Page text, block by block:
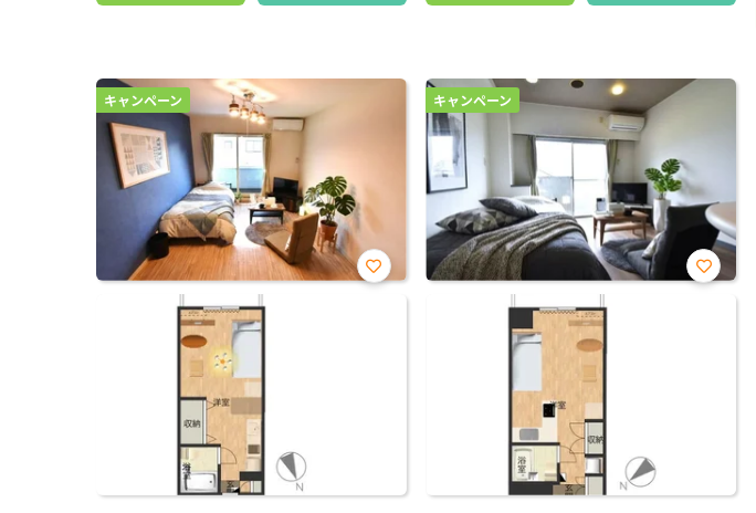
キャンペーン
お気
キャンペーン
お気